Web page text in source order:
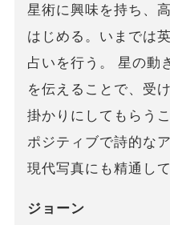
星術に興味を持ち、
はじめる。いまでは
占いを行う。 星の動
を伝えることで、受
掛かりにしてもらう
ポジティブで詩的な
現代写真にも精通して
ジョーン